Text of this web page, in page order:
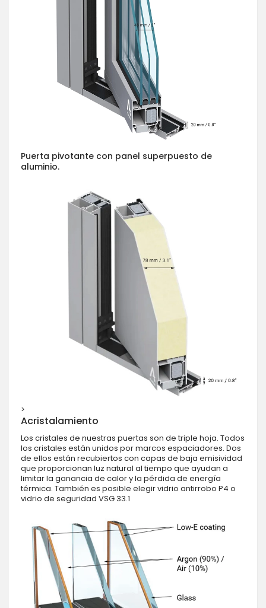
Puerta pivotante con panel superpuesto de
aluminio.
>
Acristalamiento
Los cristales de nuestras puertas son de triple hoja. Todos
los cristales están unidos por marcos espaciadores. Dos
de ellos están recubiertos con capas de baja emisividad
que proporcionan luz natural al tiempo que ayudan a
limitar la ganancia de calor y la pérdida de energía
térmica. También es posible elegir vidrio antirrobo P4 o
vidrio de seguridad VSG 33.1